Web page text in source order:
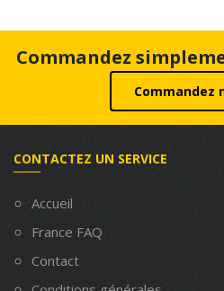
Commandez
Commandez
CONTACTEZ UN SERVICE
Accueil
France FAQ
Contact